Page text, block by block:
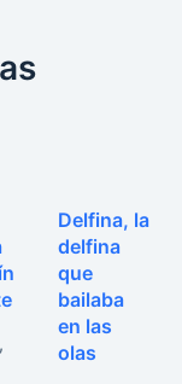
Delfina, la
delfina
que
bailaba
en las
olas